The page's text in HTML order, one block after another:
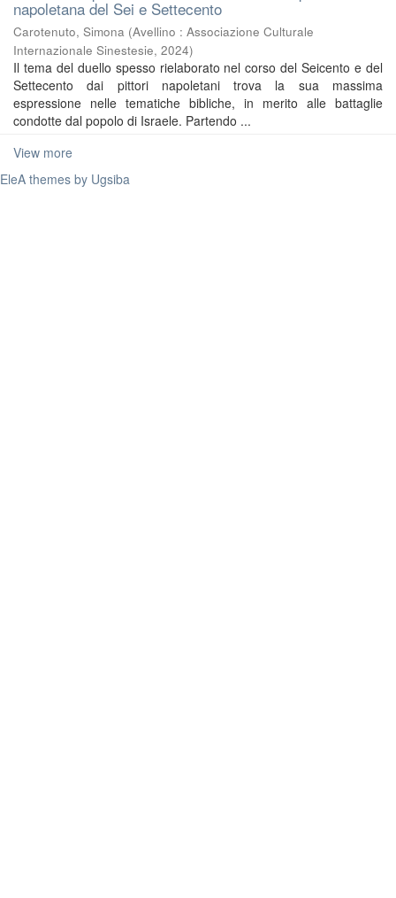
napoletana del Sei e Settecento
Carotenuto, Simona (Avellino : Associazione Culturale
Internazionale Sinestesie, 2024)
Il tema del duello spesso rielaborato nel corso del Seicento e del
Settecento dai pittori napoletani trova la sua massima
espressione nelle tematiche bibliche, in merito alle battaglie
condotte dal popolo di Israele. Partendo ...
View more
EleA themes by Ugsiba